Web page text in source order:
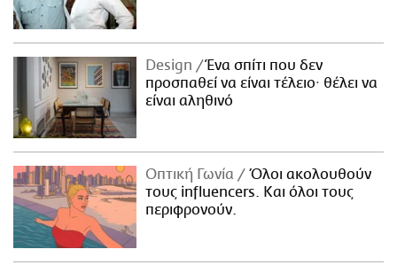
Design
Ένα σπίτι που δεν
προσπαθεί να είναι τέλειο· θέλει να
είναι αληθινό
Οπτική Γωνία
Όλοι ακολουθούν
τους influencers. Και όλοι τους
περιφρονούν.